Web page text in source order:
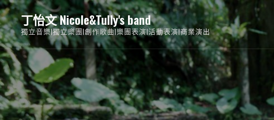
Skip
to
content
丁怡文 Nicole&Tully's band
獨立音樂|獨立樂團|創作歌曲|樂團表演|活動表演|商業演出